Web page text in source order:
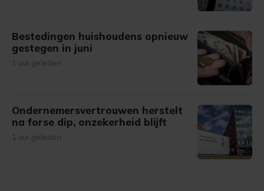
Bestedingen huishoudens opnieuw
gestegen in juni
1 uur geleden
Ondernemersvertrouwen herstelt
na forse dip, onzekerheid blijft
1 uur geleden